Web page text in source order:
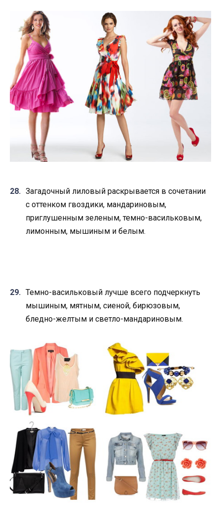
Загадочный лиловый раскрывается в сочетании
с оттенком гвоздики, мандариновым,
приглушенным зеленым, темно-васильковым,
лимонным, мышиным и белым.
Темно-васильковый лучше всего подчеркнуть
мышиным, мятным, сиеной, бирюзовым,
бледно-желтым и светло-мандариновым.